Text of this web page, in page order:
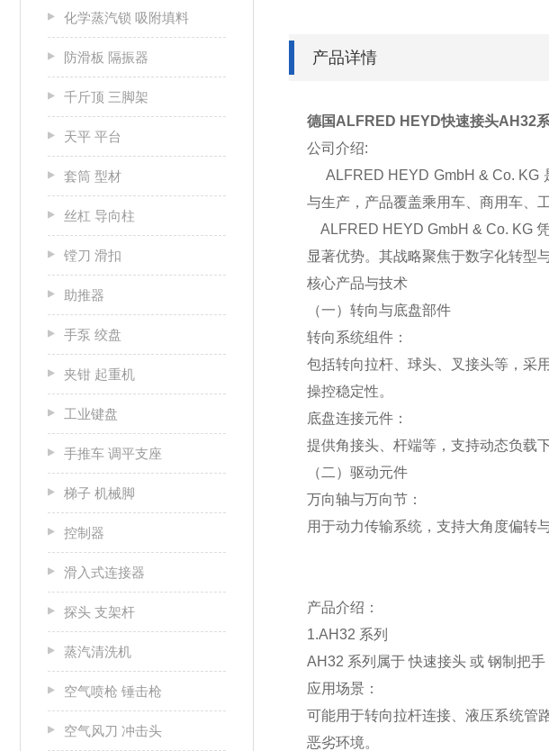
化学蒸汽锁 吸附填料
防滑板 隔振器
千斤顶 三脚架
天平 平台
套筒 型材
丝杠 导向柱
镗刀 滑扣
助推器
手泵 绞盘
夹钳 起重机
工业键盘
手推车 调平支座
梯子 机械脚
控制器
滑入式连接器
探头 支架杆
蒸汽清洗机
空气喷枪 锤击枪
空气风刀 冲击头
产品详情
德国ALFRED HEYD快速接头AH32
公司介绍:
ALFRED HEYD GmbH & Co. KG
与生产，产品覆盖乘用车、商用车、
ALFRED HEYD GmbH & Co. KG
显著优势。其战略聚焦于数字化转型
核心产品与技术
（一）转向与底盘部件
转向系统组件：
包括转向拉杆、球头、叉接头等，采
操控稳定性。
底盘连接元件：
提供角接头、杆端等，支持动态负载
（二）驱动元件
万向轴与万向节：
用于动力传输系统，支持大角度偏转
产品介绍：
1.AH32 系列
AH32 系列属于 快速接头 或 钢制把
应用场景：
可能用于转向拉杆连接、液压系统管
恶劣环境。